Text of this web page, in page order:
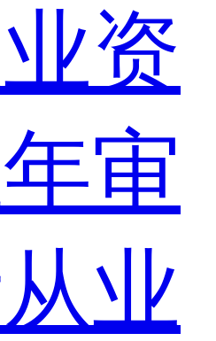
资
审
业